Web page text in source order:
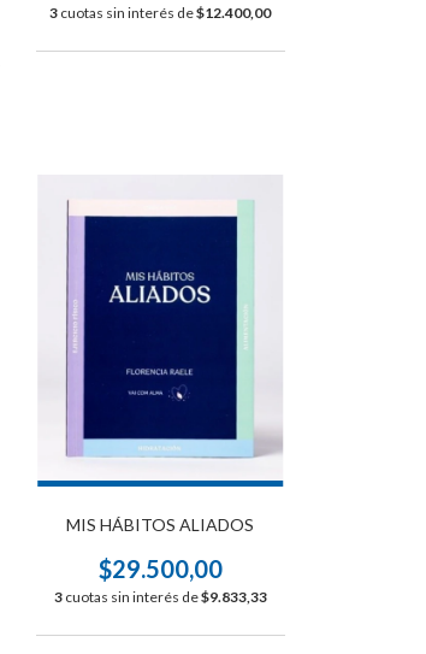
3 cuotas sin interés de$12.400,00
MIS HÁBITOS ALIADOS
$29.500,00
3 cuotas sin interés de$9.833,33